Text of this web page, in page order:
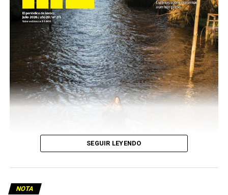
SEGUIR LEYENDO
NOTA